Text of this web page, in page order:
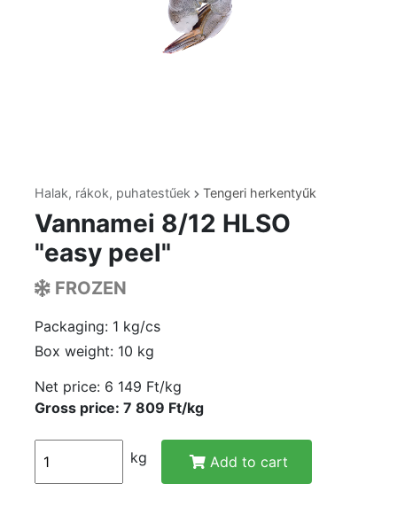
Halak, rákok, puhatestűek Tengeri herkentyűk
Vannamei 8/12 HLSO
"easy peel"
FROZEN
Packaging: 1 kg/cs
Box weight: 10 kg
Net price: 6 149 Ft/kg
Gross price: 7 809 Ft/kg
kg Add to cart